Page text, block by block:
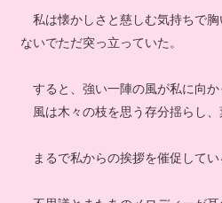
私は懐かしさと慈しむ気持ちで
ないでただ突っ立っていた。
すると、強い一陣の風が私に向か
風は木々の枝を思う存分揺らし、
まるで私からの挨拶を催促してい